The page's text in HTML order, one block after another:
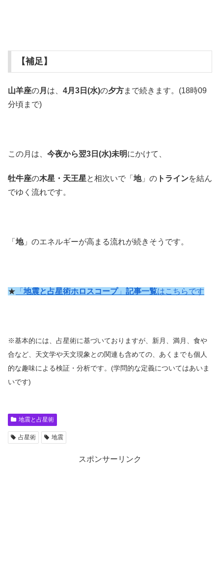
【補足】
山羊座の月 は、 4月3日(水)の夕方まで続きます。(18時09
分頃まで)
この月は、 今夜から翌3日(水)未明にかけて、
牡牛座の木星・天王星と相次いで「 地」の トラインを結ん
でゆく流れです。
「 地」のエネルギーが高まる流れが続きそうです。
★ 「 地震と占星術ホロスコープ」 記事一覧はこちらです
※基本的には、占星術に基づいておりますが、新月、満月、食や
合など、天文学や天文現象との関連も含めての、あくまでも個人
的な趣味による検証・分析です。(学問的な定義についてはあいま
いです)
地震と占星術
占星術 地震
スポンサーリンク